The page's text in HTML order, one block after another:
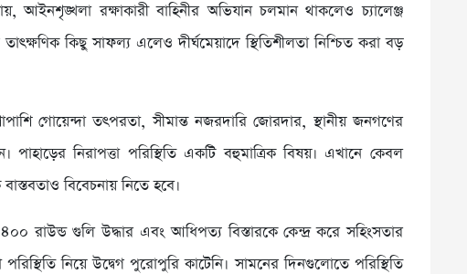
আইনশৃঙ্খলা রক্ষাকারী বাহিনীর অভিযান চলমান থাকলেও চ্যালেঞ্জ
কিছু সাফল্য এলেও দীর্ঘমেয়াদে স্থিতিশীলতা নিশ্চিত করা বড়
গোয়েন্দা তৎপরতা, সীমান্ত নজরদারি জোরদার, স্থানীয় জনগণের
নিরাপত্তা পরিস্থিতি একটি বহুমাত্রিক বিষয়। এখানে কেবল
বিবেচনায় নিতে হবে।
রাউন্ড গুলি উদ্ধার এবং আধিপত্য বিস্তারকে কেন্দ্র করে সহিংসতার
নিয়ে উদ্বেগ পুরোপুরি কাটেনি। সামনের দিনগুলোতে পরিস্থিতি